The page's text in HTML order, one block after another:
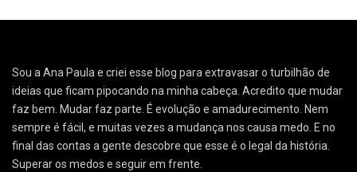
Sou a Ana Paula e criei esse blog para extravasar o turbilhão de
ideias que ficam pipocando na minha cabeça. Acredito que mudar
faz bem. Mudar faz parte. É evolução e amadurecimento. Nem
sempre é fácil, e muitas vezes a mudança nos causa medo. E no
final das contas a gente descobre que esse é o legal da história.
Superar os medos e seguir em frente.